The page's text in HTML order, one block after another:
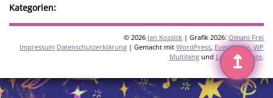
Kategorien:
© 2026 Jan Kossick | Grafik 2026: Omani Frei
Impressum Datenschutzerklärung | Gemacht mit WordPress, Eventkrake,WP
Multilang und Loco Translate.
↥